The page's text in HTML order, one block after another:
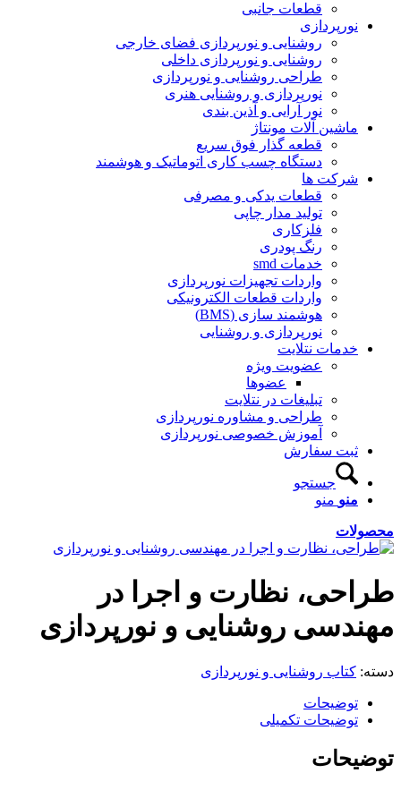
قطعات جانبی
نورپردازی
روشنایی و نورپردازی فضای خارجی
روشنایی و نورپردازی داخلی
طراحی روشنایی و نورپردازی
نورپردازی و روشنایی هنری
نور آرایی و آذین بندی
ماشین آلات مونتاژ
قطعه گذار فوق سریع
دستگاه چسب کاری اتوماتیک و هوشمند
شرکت ها
قطعات یدکی و مصرفی
تولید مدار چاپی
فلزکاری
رنگ پودری
خدمات smd
واردات تجهیزات نورپردازی
واردات قطعات الکترونیکی
هوشمند سازی (BMS)
نورپردازی و روشنایی
خدمات نتلایت
عضویت ویژه
عضوها
تبلیغات در نتلایت
طراحی و مشاوره نورپردازی
آموزش خصوصی نورپردازی
ثبت سفارش
جستجو
منو منو
محصولات
طراحی، نظارت و اجرا در
مهندسی روشنایی و نورپردازی
دسته: کتاب روشنایی و نورپردازی
توضیحات
توضیحات تکمیلی
توضیحات